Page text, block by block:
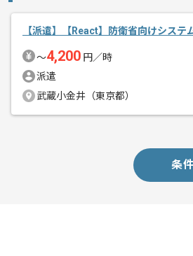
エージェントからのコ
メント
【派遣】【React】防衛省向けシス
〜4,200 円／時
派遣
武蔵小金井（東京都）
条